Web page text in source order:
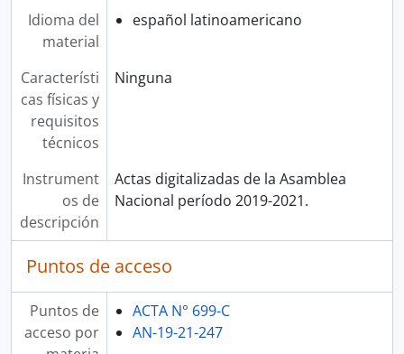
Idioma del
material
español latinoamericano
Característi
cas físicas y
requisitos
técnicos
Ninguna
Instrument
os de
descripción
Actas digitalizadas de la Asamblea
Nacional período 2019-2021.
Puntos de acceso
Puntos de
acceso por
ACTA N° 699-C
AN-19-21-247